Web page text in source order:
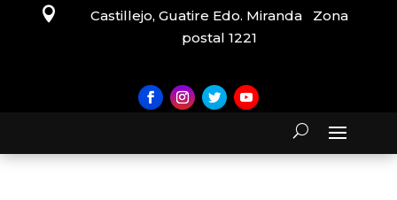

Castillejo, Guatire Edo. Miranda Zona
postal 1221